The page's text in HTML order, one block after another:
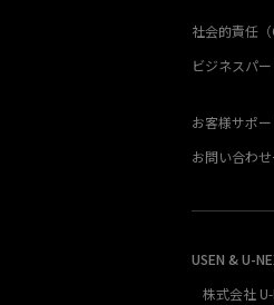
社会的責任（
ビジネスパ
お客様サポー
お問い合わ
USEN & U-
株式会社